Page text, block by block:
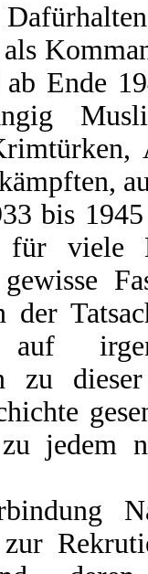
ab Ende
bis
viele
der
zu
jedem